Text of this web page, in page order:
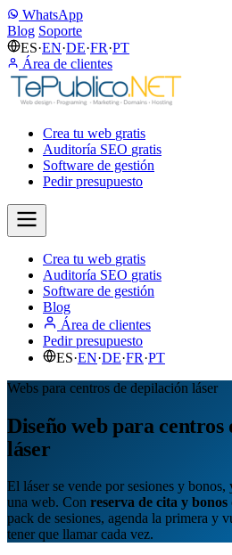
WhatsApp
Blog Soporte
ES·EN·DE·FR·PT
Área de clientes
Crea tu web gratis
Auditoría SEO gratis
Software de gestión
Pedir presupuesto
Crea tu web gratis
Auditoría SEO gratis
Software de gestión
Blog
Área de clientes
Pedir presupuesto
ES·EN·DE·FR·PT
Webs para centros de depilación láser
Diseño web para centros
láser
El láser se vende por sesiones y bonos,
una web. Con reserva de cita y bonos
pack de sesiones, agenda la primera y
tener que llamar cada vez.